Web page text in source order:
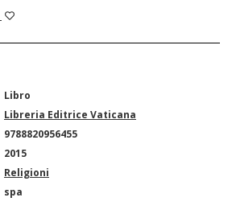
Libro
Libreria Editrice Vaticana
9788820956455
2015
Religioni
spa